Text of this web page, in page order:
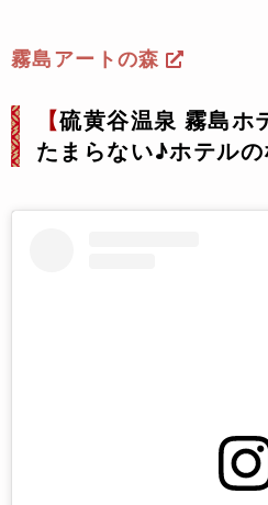
霧島アートの森
【硫黄谷温泉 霧島ホ
たまらない♪ホテルの